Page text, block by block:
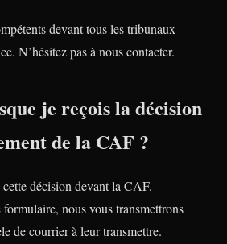
devant tous les tribunaux
N’hésitez pas à nous contacter.
je reçois la décision
de la CAF ?
décision devant la CAF.
nous vous transmettrons
de courrier à leur transmettre.